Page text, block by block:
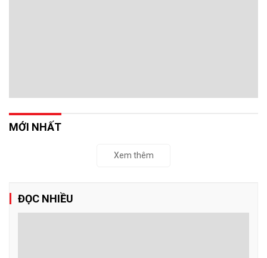
MỚI NHẤT
Xem thêm
ĐỌC NHIỀU